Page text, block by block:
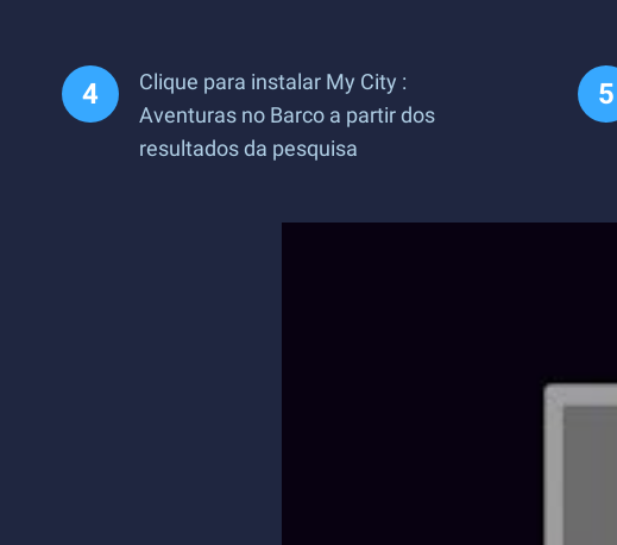
Clique para instalar My City :
Aventuras no Barco a partir dos
resultados da pesquisa